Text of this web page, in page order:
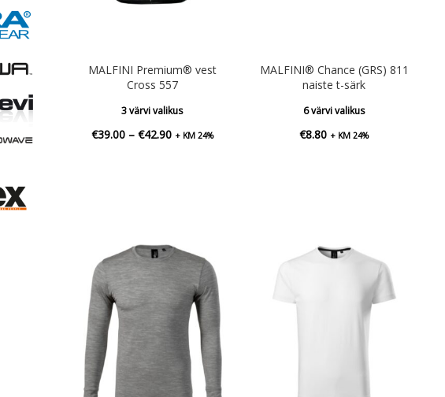
MALFINI Premium® vest
Cross 557
3 värvi valikus
€39.00 – €42.90Hinnavahemik:
+ KM 24%
MALFINI® Chance (GRS) 811
naiste t-särk
6 värvi valikus
€8.80 + KM 24%